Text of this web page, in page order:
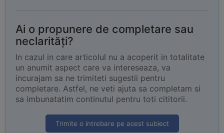
Ai o propunere de completare sau
neclarități?
In cazul in care articolul nu a acoperit in totalitate
un anumit aspect care va intereseaza, va
incurajam sa ne trimiteti sugestii pentru
completare. Astfel, ne veti ajuta sa completam si
sa imbunatatim continutul pentru toti cititorii.
Trimite o intrebare pe acest subiect